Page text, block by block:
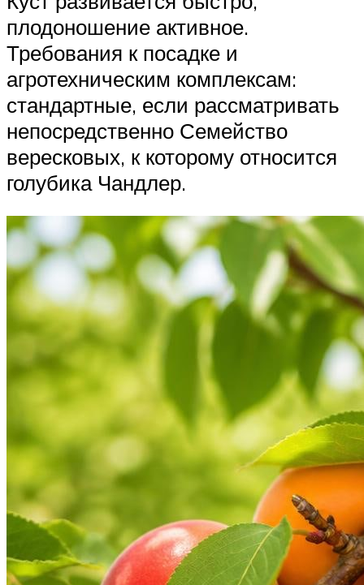
плодоношение активное.
Требования к посадке и
агротехническим комплексам:
стандартные, если рассматривать
непосредственно Семейство
вересковых, к которому относится
голубика Чандлер.